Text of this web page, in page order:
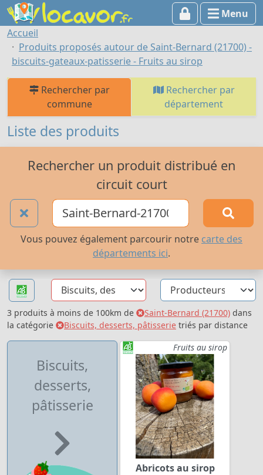
Menu
Accueil
Produits proposés autour de Saint-Bernard (21700) -
biscuits-gateaux-patisserie - Fruits au sirop
Rechercher par
commune
Rechercher par
département
Liste des produits
Rechercher un produit distribué en
circuit court
Vous pouvez également parcourir notre carte des
départements ici.
3 produits à moins de 100km de Saint-Bernard (21700) dans
la catégorie
Biscuits, desserts, pâtisserie triés par distance
Biscuits,
desserts,
pâtisserie
Fruits au sirop
Abricots au sirop